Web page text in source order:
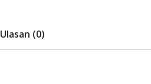
Ulasan (0)